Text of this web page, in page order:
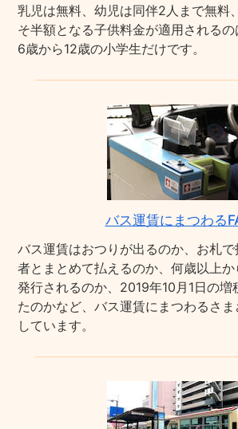
乳児は無料、幼児は同伴2人まで無料
そ半額となる子供料金が適用される
6歳から12歳の小学生だけです。
バス運賃にまつわる
バス運賃はおつりが出るのか、お札
者とまとめて払えるのか、何歳以上
発行されるのか、2019年10月1日の増
たのかなど、バス運賃にまつわるさ
しています。